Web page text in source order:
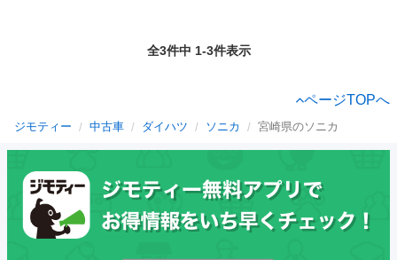
全3件中 1-3件表示
ページTOPへ
ジモティー 中古車 ダイハツ ソニカ 宮崎県のソニカ